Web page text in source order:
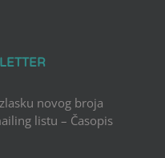
novog broja
listu – Časopis